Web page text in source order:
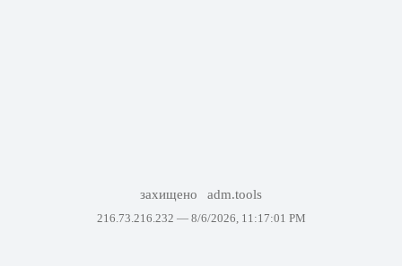
захищено adm.tools
216.73.216.232 — 8/6/2026, 11:17:01 PM